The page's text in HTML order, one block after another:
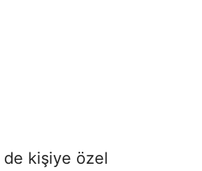
de kişiye özel